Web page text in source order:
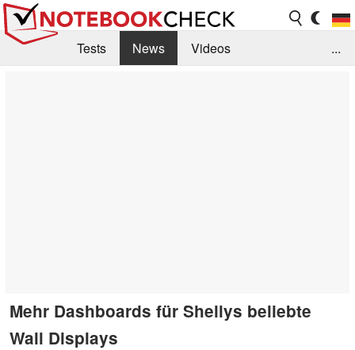
Tests News
Videos
...
Mehr Dashboards für Shellys beliebte
Wall Displays